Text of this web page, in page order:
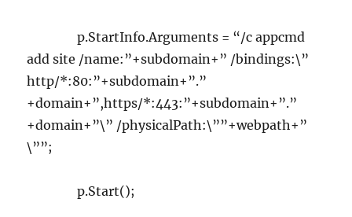
p.StartInfo.Arguments = “/c appcmd
add site /name:”+subdomain+” /bindings:\”
http/*:80:”+subdomain+”.”
+domain+”,https/*:443:”+subdomain+”.”
+domain+”\” /physicalPath:\””+webpath+”
\””;
p.Start();